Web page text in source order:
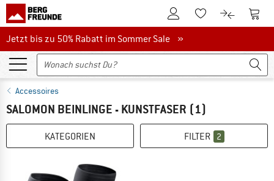
Zum KundenkontoZum Merkzettel.
Zum Zum
Jetzt bis zu 50% Rabatt im Sommer Sale
Jetzt bis zu 50% Rabatt im Sommer Sale »
Accessoires
SALOMON BEINLINGE - KUNSTFASER (1)
KATEGORIEN FILTER 2